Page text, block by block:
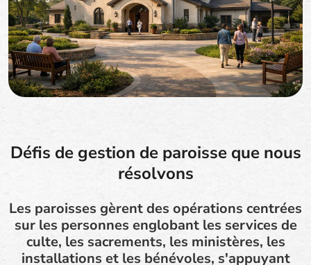
Défis de gestion de paroisse que nous
résolvons
Les paroisses gèrent des opérations centrées
sur les personnes englobant les services de
culte, les sacrements, les ministères, les
installations et les bénévoles, s'appuyant